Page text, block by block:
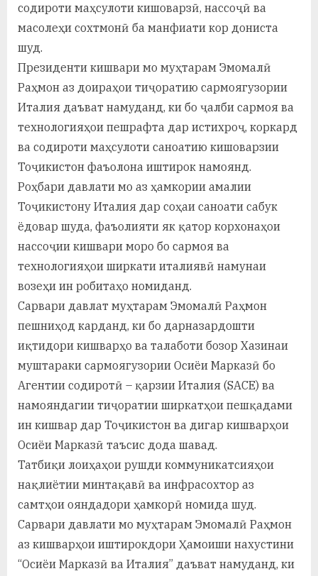
содироти маҳсулоти кишоварзӣ, нассоҷӣ ва
масолеҳи сохтмонӣ ба манфиати кор дониста
шуд.
Президенти кишвари мо муҳтарам Эмомалӣ
Раҳмон аз доираҳои тиҷоратию сармоягузории
Италия даъват намуданд, ки бо ҷалби сармоя ва
технологияҳои пешрафта дар истихроҷ, коркард
ва содироти маҳсулоти саноатию кишоварзии
Тоҷикистон фаъолона иштирок намоянд.
Роҳбари давлати мо аз ҳамкории амалии
Тоҷикистону Италия дар соҳаи саноати сабук
ёдовар шуда, фаъолияти як қатор корхонаҳои
нассоҷии кишвари моро бо сармоя ва
технологияҳои ширкати италиявӣ намунаи
возеҳи ин робитаҳо номиданд.
Сарвари давлат муҳтарам Эмомалӣ Раҳмон
пешниҳод карданд, ки бо дарназардошти
иқтидори кишварҳо ва талаботи бозор Хазинаи
муштараки сармоягузории Осиёи Марказӣ бо
Агентии содиротӣ – қарзии Италия (SACE) ва
намояндагии тиҷоратии ширкатҳои пешқадами
ин кишвар дар Тоҷикистон ва дигар кишварҳои
Осиёи Марказӣ таъсис дода шавад.
Татбиқи лоиҳаҳои рушди коммуникатсияҳои
нақлиётии минтақавӣ ва инфрасохтор аз
самтҳои ояндадори ҳамкорӣ номида шуд.
Сарвари давлати мо муҳтарам Эмомалӣ Раҳмон
аз кишварҳои иштирокдори Ҳамоиши нахустини
“Осиёи Марказӣ ва Италия” даъват намуданд, ки